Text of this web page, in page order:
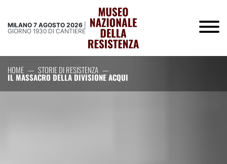
MILANO 7 AGOSTO 2026
GIORNO 1930 DI CANTIERE
HOME — STORIE DI RESISTENZA —
IL MASSACRO DELLA DIVISIONE ACQUI